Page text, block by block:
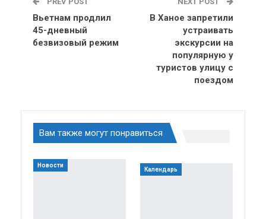
Вьетнам продлил
45-дневный
безвизовый режим
В Ханое запретили
устраивать
экскурсии на
популярную у
туристов улицу с
поездом
Вам также могут понравиться
Новости
Календарь